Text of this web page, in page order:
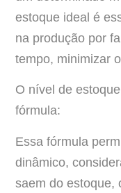
estoque ideal é
na produção por
tempo, minimizar
O nível de
fórmula:
Essa fórmula
dinâmico,
saem do estoque,